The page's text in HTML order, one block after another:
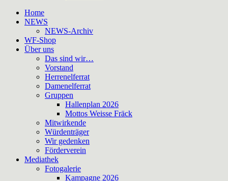
Home
NEWS
NEWS-Archiv
WF-Shop
Über uns
Das sind wir…
Vorstand
Herrenelferrat
Damenelferrat
Gruppen
Hallenplan 2026
Mottos Weisse Fräck
Mitwirkende
Würdenträger
Wir gedenken
Förderverein
Mediathek
Fotogalerie
Kampagne 2026